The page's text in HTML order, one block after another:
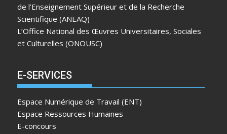
de l’Enseignement Supérieur et de la Recherche
Scientifique (ANEAQ)
L’Office National des Œuvres Universitaires, Sociales
et Culturelles (ONOUSC)
E-SERVICES
Espace Numérique de Travail (ENT)
Espace Ressources Humaines
E-concours